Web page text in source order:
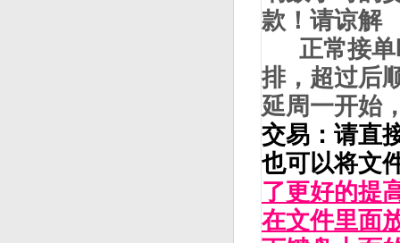
款！请谅解
正常接单
排，超过后
延周一开始
交易：请直
也可以将文
了更好的提
在文件里面